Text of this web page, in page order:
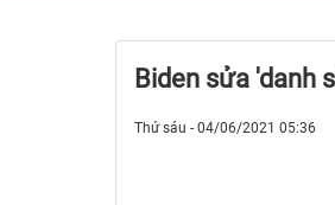
Biden sửa 'danh
Thứ sáu - 04/06/2021 05:36